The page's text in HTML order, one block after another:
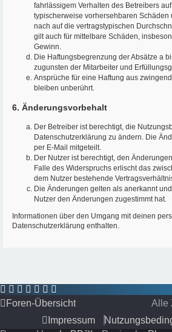
fahrlässigem Verhalten des Betreibers
typischerweise vorhersehbaren Schäden
nach auf die vertragstypischen
gilt auch für mittelbare Schäden,
Gewinn.
Die Haftungsbegrenzung der Absätze a
zugunsten der Mitarbeiter und
Ansprüche für eine Haftung aus
bleiben unberührt.
6. Änderungsvorbehalt
Der Betreiber ist berechtigt, die
Datenschutzerklärung zu ändern. Die
per E-Mail mitgeteilt.
Der Nutzer ist berechtigt, den
Falle des Widerspruchs erlischt das
dem Nutzer bestehende
Die Änderungen gelten als anerkannt
Nutzer den Änderungen zugestimmt hat.
Informationen über den Umgang mit deinen
Datenschutzerklärung enthalten.
Foren-Übersicht Alle
Impressum